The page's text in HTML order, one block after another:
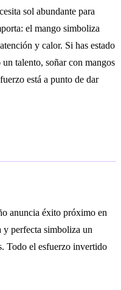
sol abundante para
el mango simboliza
y calor. Si has estado
talento, soñar con mangos
está a punto de dar
anuncia éxito próximo en
y perfecta simboliza un
Todo el esfuerzo invertido